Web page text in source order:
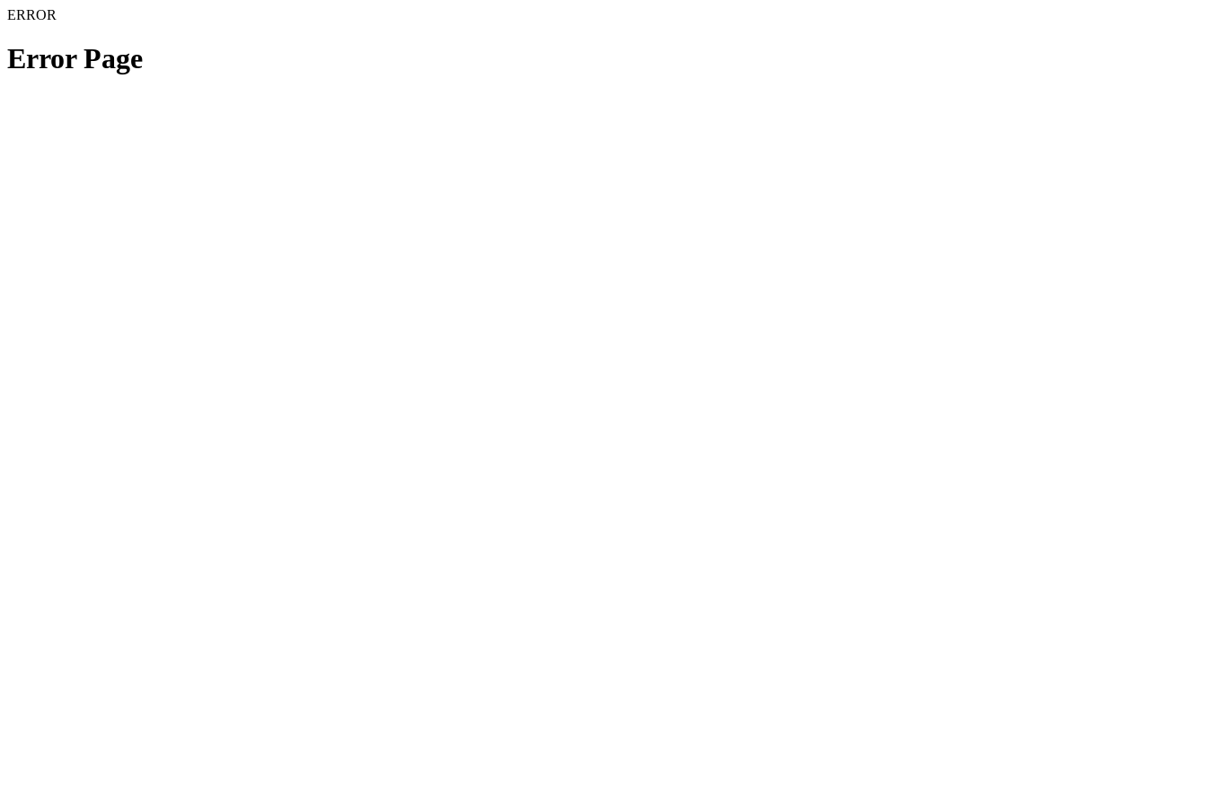
ERROR
Error Page